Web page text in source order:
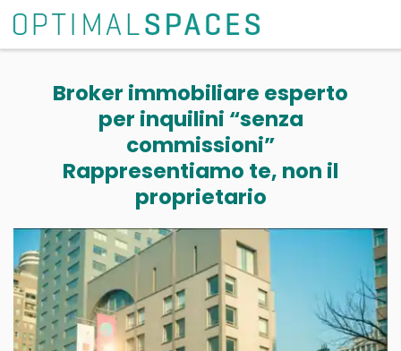
Broker immobiliare esperto
per inquilini “senza
commissioni”
Rappresentiamo te, non il
proprietario